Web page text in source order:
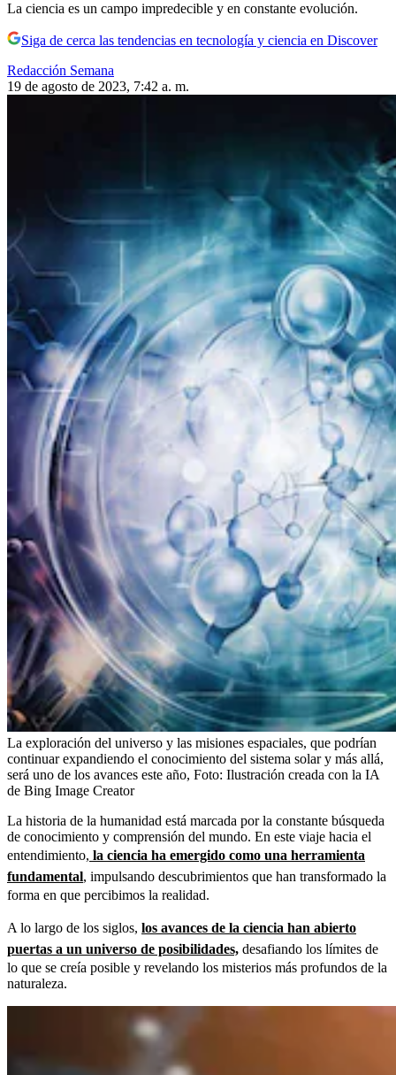
La ciencia es un campo impredecible y en constante evolución.
Siga de cerca las tendencias en tecnología y ciencia en Discover
Redacción Semana
19 de agosto de 2023, 7:42 a. m.
La exploración del universo y las misiones espaciales, que podrían
continuar expandiendo el conocimiento del sistema solar y más allá,
será uno de los avances este año, Foto: Ilustración creada con la IA
de Bing Image Creator
La historia de la humanidad está marcada por la constante búsqueda
de conocimiento y comprensión del mundo. En este viaje hacia el
entendimiento, la ciencia ha emergido como una herramienta
fundamental, impulsando descubrimientos que han transformado la
forma en que percibimos la realidad.
A lo largo de los siglos, los avances de la ciencia han abierto
puertas a un universo de posibilidades, desafiando los límites de
lo que se creía posible y revelando los misterios más profundos de la
naturaleza.